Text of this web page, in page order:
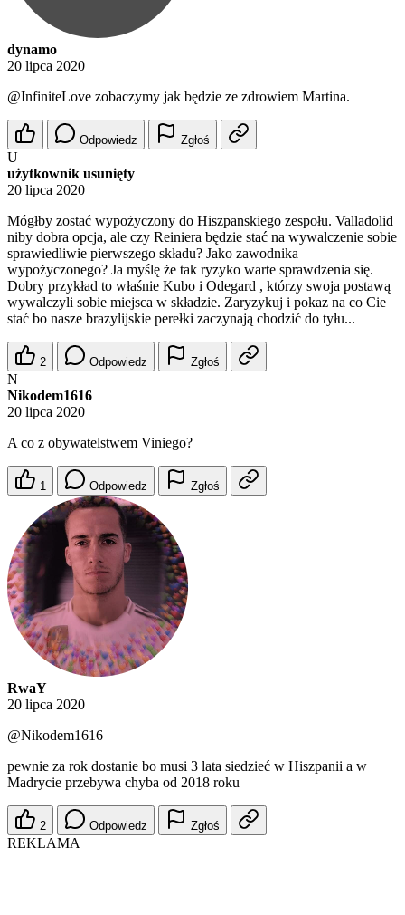
dynamo
20 lipca 2020
@InfiniteLove zobaczymy jak będzie ze zdrowiem Martina.
Odpowiedz Zgłoś
U
użytkownik usunięty
20 lipca 2020
Mógłby zostać wypożyczony do Hiszpanskiego zespołu. Valladolid
niby dobra opcja, ale czy Reiniera będzie stać na wywalczenie sobie
sprawiedliwie pierwszego składu? Jako zawodnika
wypożyczonego? Ja myślę że tak ryzyko warte sprawdzenia się.
Dobry przykład to właśnie Kubo i Odegard , którzy swoja postawą
wywalczyli sobie miejsca w składzie. Zaryzykuj i pokaz na co Cie
stać bo nasze brazylijskie perełki zaczynają chodzić do tyłu...
2 Odpowiedz Zgłoś
N
Nikodem1616
20 lipca 2020
A co z obywatelstwem Viniego?
1 Odpowiedz Zgłoś
RwaY
20 lipca 2020
@Nikodem1616
pewnie za rok dostanie bo musi 3 lata siedzieć w Hiszpanii a w
Madrycie przebywa chyba od 2018 roku
2 Odpowiedz Zgłoś
REKLAMA